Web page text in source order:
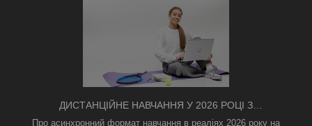
ДИСТАНЦІЙНЕ НАВЧАННЯ У 2026 РОЦІ З
ТРИВОГАМИ ТА БЕЗ СВІТЛА: ЯК АСИНХРОННИЙ
Про асинхронний формат навчання в реаліях 2026 року на